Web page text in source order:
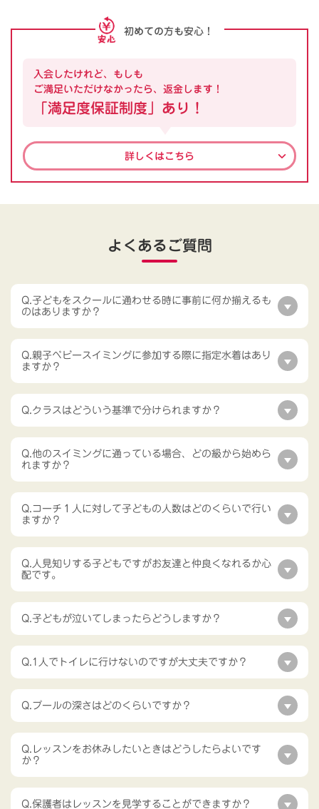
初めての方も安心！
入会したけれど、もしも
ご満足いただけなかったら、返金します！
「満足度保証制度」あり！
詳しくはこちら
よくあるご質問
Q.子どもをスクールに通わせる時に事前に何か揃えるも
のはありますか？
Q.親子ベビースイミングに参加する際に指定水着はあり
ますか？
Q.クラスはどういう基準で分けられますか？
Q.他のスイミングに通っている場合、どの級から始めら
れますか？
Q.コーチ１人に対して子どもの人数はどのくらいで行い
ますか？
Q.人見知りする子どもですがお友達と仲良くなれるか心
配です。
Q.子どもが泣いてしまったらどうしますか？
Q.1人でトイレに行けないのですが大丈夫ですか？
Q.プールの深さはどのくらいですか？
Q.レッスンをお休みしたいときはどうしたらよいです
か？
Q.保護者はレッスンを見学することができますか？